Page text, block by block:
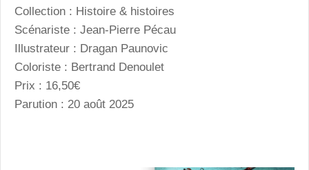
Collection : Histoire & histoires
Scénariste : Jean-Pierre Pécau
Illustrateur : Dragan Paunovic
Coloriste : Bertrand Denoulet
Prix : 16,50€
Parution : 20 août 2025